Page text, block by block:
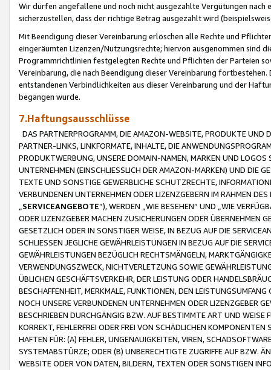
Wir dürfen angefallene und noch nicht ausgezahlte Vergütungen
sicherzustellen, dass der richtige Betrag ausgezahlt wird
Mit Beendigung dieser Vereinbarung erlöschen alle Rechte und
eingeräumten Lizenzen/Nutzungsrechte; hiervon ausgenommen sind
Programmrichtlinien festgelegten Rechte und Pflichten der Parteien
Vereinbarung, die nach Beendigung dieser Vereinbarung
entstandenen Verbindlichkeiten aus dieser Vereinbarung und der
begangen wurde.
7.Haftungsausschlüsse
DAS PARTNERPROGRAMM, DIE AMAZON-WEBSITE, PRODUKTE UND
PARTNER-LINKS, LINKFORMATE, INHALTE, DIE
PRODUKTWERBUNG, UNSERE DOMAIN-NAMEN, MARKEN UND
UNTERNEHMEN (EINSCHLIESSLICH DER AMAZON-MARKEN) UND DIE
TEXTE UND SONSTIGE GEWERBLICHE SCHUTZRECHTE,
VERBUNDENEN UNTERNEHMEN ODER LIZENZGEBERN IM RAHMEN
SERVICEANGEBOTE“), WERDEN „WIE BESEHEN“ UND „WIE
ODER LIZENZGEBER MACHEN ZUSICHERUNGEN ODER ÜBERNEHMEN
GESETZLICH ODER IN SONSTIGER WEISE, IN BEZUG AUF DIE
SCHLIESSEN JEGLICHE GEWÄHRLEISTUNGEN IN BEZUG AUF DIE
GEWÄHRLEISTUNGEN BEZÜGLICH RECHTSMÄNGELN,
VERWENDUNGSZWECK, NICHTVERLETZUNG SOWIE
ÜBLICHEN GESCHÄFTSVERKEHR, DER LEISTUNG ODER
BESCHAFFENHEIT, MERKMALE, FUNKTIONEN, DEN
NOCH UNSERE VERBUNDENEN UNTERNEHMEN ODER LIZENZGEBER
BESCHRIEBEN DURCHGÄNGIG BZW. AUF BESTIMMTE ART UND
KORREKT, FEHLERFREI ODER FREI VON SCHÄDLICHEN
HAFTEN FÜR: (A) FEHLER, UNGENAUIGKEITEN, VIREN,
SYSTEMABSTÜRZE; ODER (B) UNBERECHTIGTE ZUGRIFFE AUF BZW.
WEBSITE ODER VON DATEN, BILDERN, TEXTEN ODER SONSTIGEN